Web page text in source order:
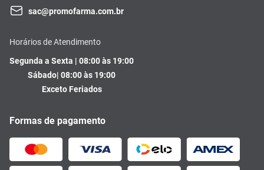
sac@promofarma.com.br
Horários de Atendimento
Segunda a Sexta | 08:00 às 19:00
Sábado| 08:00 às 19:00
Exceto Feriados
Formas de pagamento